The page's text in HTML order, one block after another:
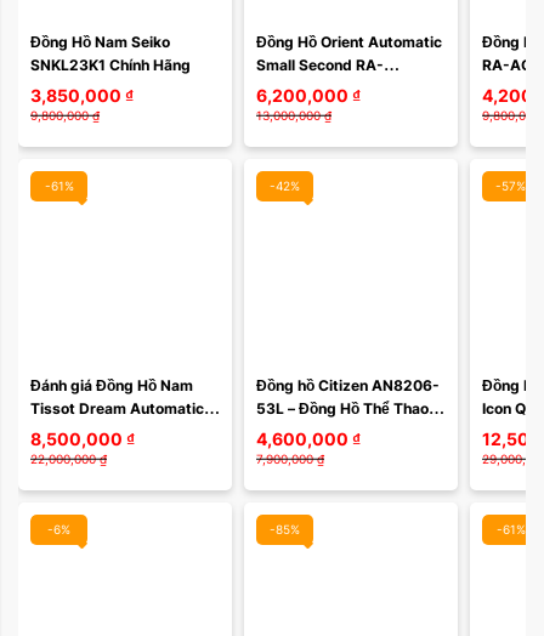
Đồng Hồ Nam Seiko
SNKL23K1 Chính Hãng
3,850,000 ₫
9,800,000 ₫
Đồng Hồ Orient Automatic
Small Second RA-
AR0009L10B / RA-
AR0009L30B
6,200,000 ₫
13,000,000 ₫
Đồng
RA-
9,800,000
-61%
Đánh giá Đồng Hồ Nam
Tissot Dream Automatic
T129.407.22.031.00 –
Thanh Lịch, Sang Trọng
8,500,000 ₫
22,000,000 ₫
-42%
Đồng hồ Citizen AN8206-
53L – Đồng Hồ Thể Thao
Quartz Chính Xác, Dành
Cho Phái Mạnh Năng Động
4,600,000 ₫
7,900,000 ₫
-57%
Đồng
Icon
Sang
-6% -85%
Xóa
-61%